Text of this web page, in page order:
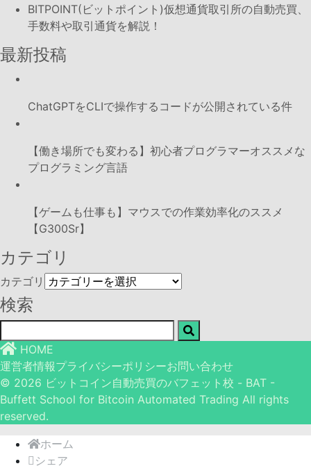
BITPOINT(ビットポイント)仮想通貨取引所の自動売買、
手数料や取引通貨を解説！
最新投稿
ChatGPTをCLIで操作するコードが公開されている件
【働き場所でも変わる】初心者プログラマーオススメな
プログラミング言語
【ゲームも仕事も】マウスでの作業効率化のススメ
【G300Sr】
カテゴリ
カテゴリ
検索
HOME
運営者情報プライバシーポリシーお問い合わせ
© 2026 ビットコイン自動売買のバフェット校 - BAT -
Buffett School for Bitcoin Automated Trading All rights
reserved.
ホーム
シェア